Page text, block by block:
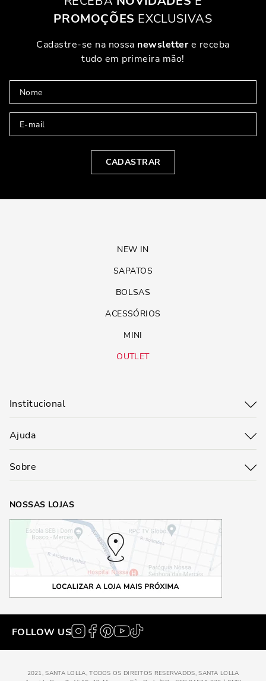
PROMOÇÕES EXCLUSIVAS
Cadastre-se na nossa newslettere receba
tudo em primeira mão!
CADASTRAR
NEW IN
SAPATOS
BOLSAS
ACESSÓRIOS
MINI
OUTLET
Institucional
Ajuda
Sobre
NOSSAS LOJAS
FOLLOW US
2021, SANTA LOLLA, TODOS OS DIREITOS RESERVADOS, SANTA LOLLA